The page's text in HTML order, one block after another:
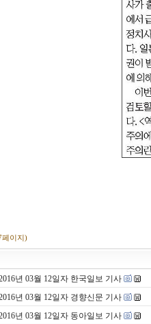
페이지)
년 03월 12일자 한국일보 기사
년 03월 12일자 경향신문 기사
년 03월 12일자 동아일보 기사